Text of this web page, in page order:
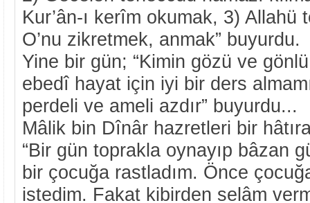
Kur’ân-ı kerîm okumak, 3) Allahü
O’nu zikretmek, anmak” buyurdu.
Yine bir gün; “Kimin gözü ve
ebedî hayat için iyi bir ders
perdeli ve ameli azdır” buyurdu...
Mâlik bin Dînâr hazretleri bir
“Bir gün toprakla oynayıp bâzan
bir çocuğa rastladım. Önce
istedim. Fakat kibirden selâm